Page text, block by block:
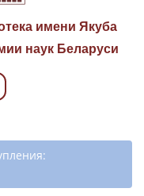
имени Якуба
наук Беларуси
по